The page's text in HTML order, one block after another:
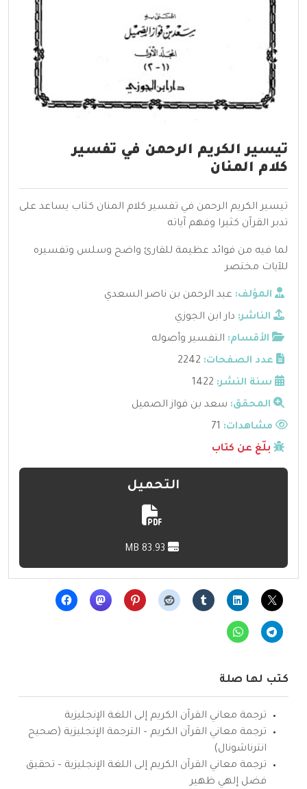
تيسير الكريم الرحمن في تفسير
كلام المنان
تيسير الكريم الرحمن في تفسير كلام المنان كتاب يساعد على
تدبر القرآن كثيرا وفهم آياته
لما فيه من فوائد عظيمة للقارئ واضح وسلس وتفسيره
للآيات مختصر
المؤلف: عبد الرحمن بن ناصر السعدي
الناشر: دار ابن الجوزي
الأقسام: التفسير وأصوله
عدد الصفحات: 2242
سنة النشر: 1422
المحقق: سعد بن فواز الصميل
مشاهدات:
بلّغ عن كتاب
التحميل
كتب لها صلة
ترجمة معاني القرآن الكريم إلى اللغة الإنجليزية
ترجمة معاني القرآن الكريم – الترجمة الإنجليزية (صحيح
انترناشونال)
ترجمة معاني القرآن الكريم إلى اللغة الإنجليزية – تحقيق
فضل إلهي ظهير